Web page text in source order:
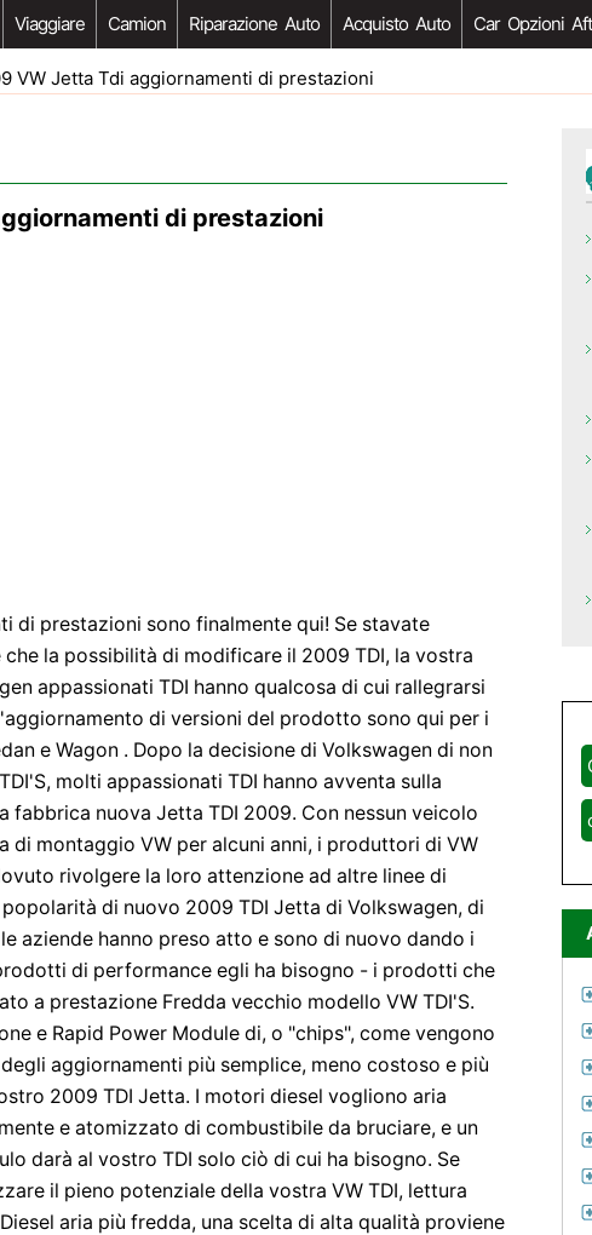
Viaggiare Camion Riparazione Auto Acquisto Auto Car Opzioni
VW Jetta Tdi aggiornamenti di prestazioni
di prestazioni
di prestazioni sono finalmente qui! Se stavate
la possibilità di modificare il 2009 TDI, la vostra
appassionati TDI hanno qualcosa di cui rallegrarsi
di versioni del prodotto sono qui per i
e Wagon . Dopo la decisione di Volkswagen di non
molti appassionati TDI hanno avventa sulla
fabbrica nuova Jetta TDI 2009. Con nessun veicolo
di montaggio VW per alcuni anni, i produttori di VW
rivolgere la loro attenzione ad altre linee di
di nuovo 2009 TDI Jetta di Volkswagen, di
aziende hanno preso atto e sono di nuovo dando i
di performance egli ha bisogno - i prodotti che
a prestazione Fredda vecchio modello VW TDI'S.
e Rapid Power Module di, o "chips", come vengono
aggiornamenti più semplice, meno costoso e più
2009 TDI Jetta. I motori diesel vogliono aria
e atomizzato di combustibile da bruciare, e un
darà al vostro TDI solo ciò di cui ha bisogno. Se
il pieno potenziale della vostra VW TDI, lettura
aria più fredda, una scelta di alta qualità proviene